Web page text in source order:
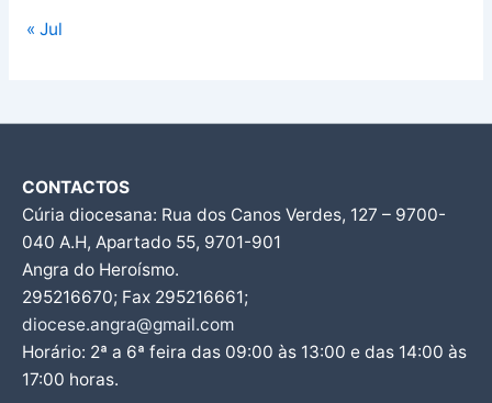
« Jul
CONTACTOS
Cúria diocesana: Rua dos Canos Verdes, 127 – 9700-
040 A.H, Apartado 55, 9701-901
Angra do Heroísmo.
295216670; Fax 295216661;
diocese.angra@gmail.com
Horário: 2ª a 6ª feira das 09:00 às 13:00 e das 14:00 às
17:00 horas.